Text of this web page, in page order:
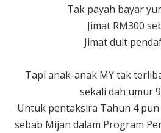
Tak payah bayar
Jimat RM300
Jimat duit
Tapi anak-anak MY tak
sekali dah umur
Untuk pentaksira Tahun 4
sebab Mijan dalam Program